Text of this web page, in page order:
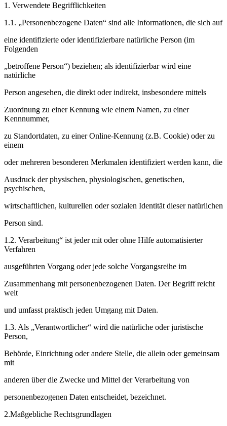
1. Verwendete Begrifflichkeiten
1.1. „Personenbezogene Daten“ sind alle Informationen, die sich auf
eine identifizierte oder identifizierbare natürliche Person (im
Folgenden
„betroffene Person“) beziehen; als identifizierbar wird eine
natürliche
Person angesehen, die direkt oder indirekt, insbesondere mittels
Zuordnung zu einer Kennung wie einem Namen, zu einer
Kennnummer,
zu Standortdaten, zu einer Online-Kennung (z.B. Cookie) oder zu
einem
oder mehreren besonderen Merkmalen identifiziert werden kann, die
Ausdruck der physischen, physiologischen, genetischen,
psychischen,
wirtschaftlichen, kulturellen oder sozialen Identität dieser natürlichen
Person sind.
1.2. Verarbeitung“ ist jeder mit oder ohne Hilfe automatisierter
Verfahren
ausgeführten Vorgang oder jede solche Vorgangsreihe im
Zusammenhang mit personenbezogenen Daten. Der Begriff reicht
weit
und umfasst praktisch jeden Umgang mit Daten.
1.3. Als „Verantwortlicher“ wird die natürliche oder juristische
Person,
Behörde, Einrichtung oder andere Stelle, die allein oder gemeinsam
mit
anderen über die Zwecke und Mittel der Verarbeitung von
personenbezogenen Daten entscheidet, bezeichnet.
2.Maßgebliche Rechtsgrundlagen